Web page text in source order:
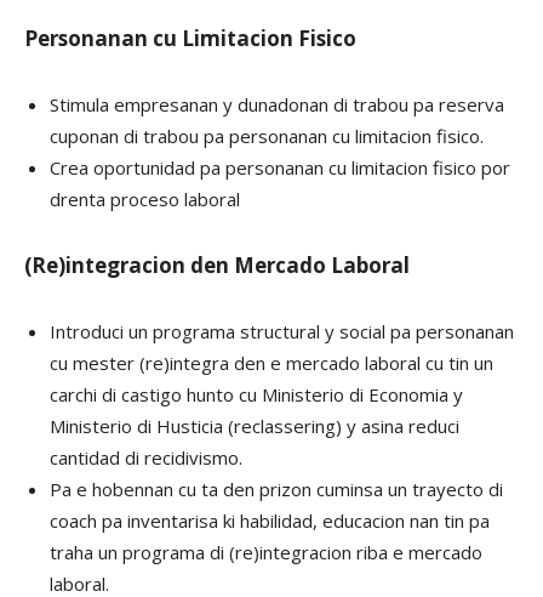
Personanan cu Limitacion Fisico
Stimula empresanan y dunadonan di trabou pa reserva
cuponan di trabou pa personanan cu limitacion fisico.
Crea oportunidad pa personanan cu limitacion fisico por
drenta proceso laboral
(Re)integracion den Mercado Laboral
Introduci un programa structural y social pa personanan
cu mester (re)integra den e mercado laboral cu tin un
carchi di castigo hunto cu Ministerio di Economia y
Ministerio di Husticia (reclassering) y asina reduci
cantidad di recidivismo.
Pa e hobennan cu ta den prizon cuminsa un trayecto di
coach pa inventarisa ki habilidad, educacion nan tin pa
traha un programa di (re)integracion riba e mercado
laboral.